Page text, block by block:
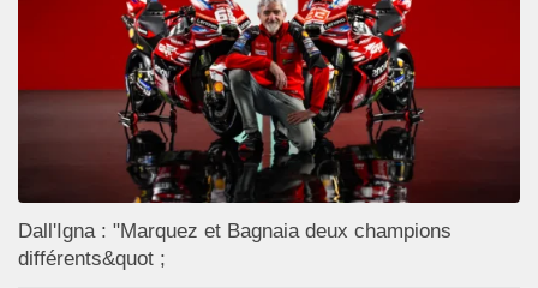
Dall'Igna : "Marquez et Bagnaia deux champions
différents&quot ;